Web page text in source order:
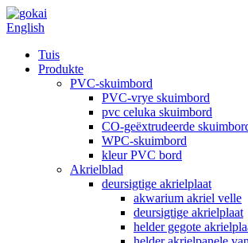
English
Tuis
Produkte
PVC-skuimbord
PVC-vrye skuimbord
pvc celuka skuimbord
CO-geëxtrudeerde
WPC-skuimbord
kleur PVC bord
Akrielblad
deursigtige akrielplaat
akwarium akriel velle
deursigtige akrielplaat
helder gegote